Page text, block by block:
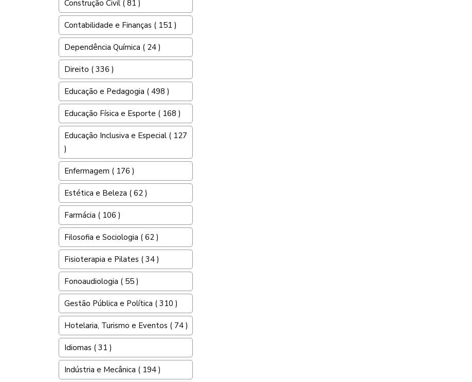
Construção Civil ( 81 )
Contabilidade e Finanças ( 151 )
Dependência Química ( 24 )
Direito ( 336 )
Educação e Pedagogia ( 498 )
Educação Física e Esporte ( 168 )
Educação Inclusiva e Especial ( 127
)
Enfermagem ( 176 )
Estética e Beleza ( 62 )
Farmácia ( 106 )
Filosofia e Sociologia ( 62 )
Fisioterapia e Pilates ( 34 )
Fonoaudiologia ( 55 )
Gestão Pública e Política ( 310 )
Hotelaria, Turismo e Eventos ( 74 )
Idiomas ( 31 )
Indústria e Mecânica ( 194 )